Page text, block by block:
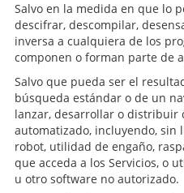
Salvo en la medida en que lo
descifrar, descompilar,
inversa a cualquiera de los
componen o forman parte de
Salvo que pueda ser el
búsqueda estándar o de un
lanzar, desarrollar o distribuir
automatizado, incluyendo, sin
robot, utilidad de engaño,
que acceda a los Servicios, o
u otro software no autorizado.